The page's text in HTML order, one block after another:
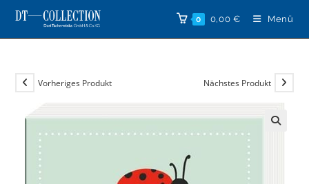
Zum
Inhalt
springen
0 0,00 € Menü
Vorheriges Produkt Nächstes Produkt